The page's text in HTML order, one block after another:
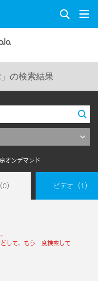
の検索結果
オンデマンド
） ビデオ （1）
して、もう一度検索して